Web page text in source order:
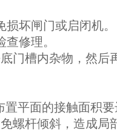
坏闸门或启闭机。
修理。
门槽内杂物，然后
置平面的接触面积要
螺杆倾斜，造成局